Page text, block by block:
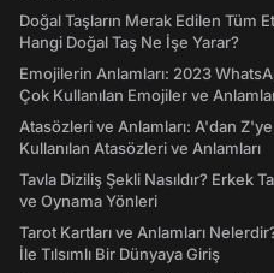
Doğal Taşların Merak Edilen Tüm
Hangi Doğal Taş Ne İşe Yarar?
Emojilerin Anlamları: 2023
Çok Kullanılan Emojiler ve
Atasözleri ve Anlamları: A'dan
Kullanılan Atasözleri ve Anlamları
Tavla Diziliş Şekli Nasıldır? Erkek
ve Oynama Yönleri
Tarot Kartları ve Anlamları
İle Tılsımlı Bir Dünyaya Giriş